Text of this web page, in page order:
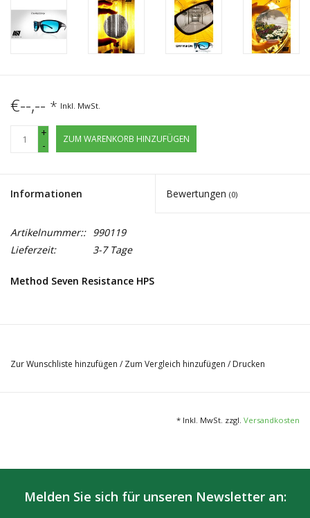
€--,-- * Inkl. MwSt.
+
-
ZUM WARENKORB HINZUFÜGEN
Informationen Bewertungen (0)
Artikelnummer:: 990119
Lieferzeit:
3-7 Tage
Method Seven Resistance HPS
unterHPSarbeiten. Die Method Seven Resistance HPS Brille
Mineralglas höchster Qualität in der perfekten Mischung von
Zur Wunschliste hinzufügen / Zum Vergleich hinzufügen / Drucken
* Inkl. MwSt. zzgl. Versandkosten
Melden Sie sich für unseren Newsletter an: